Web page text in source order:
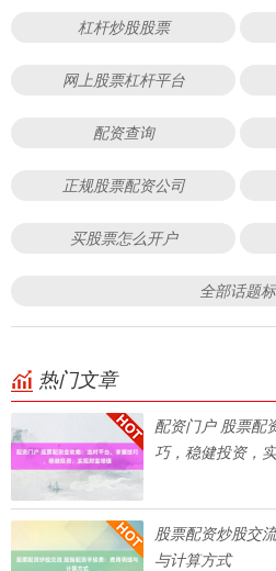
杠杆炒股股票
网上股票杠杆平台
配资查询
正规股票配资公司
买股票怎么开户
全部话题
热门文章
配资门户 股票配
巧，稳健投资，
股票配资炒股交
与计算方式